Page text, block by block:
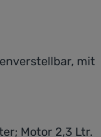
mit
Motor 2,3 Ltr.